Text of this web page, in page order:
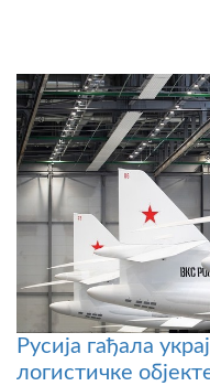
Русија гађала
логистичке